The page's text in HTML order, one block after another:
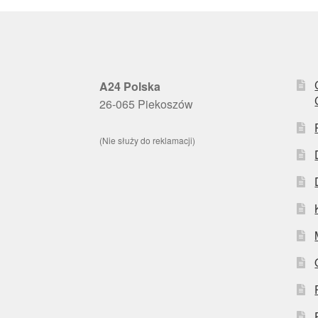
A24 Polska
26-065 Piekoszów
(Nie służy do reklamacji)